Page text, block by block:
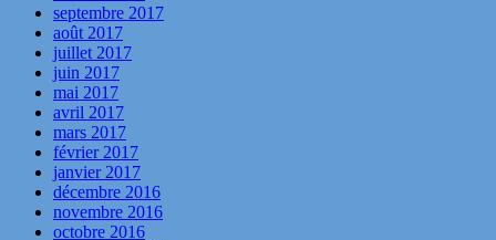
septembre 2017
août 2017
juillet 2017
juin 2017
mai 2017
avril 2017
mars 2017
février 2017
janvier 2017
décembre 2016
novembre 2016
octobre 2016